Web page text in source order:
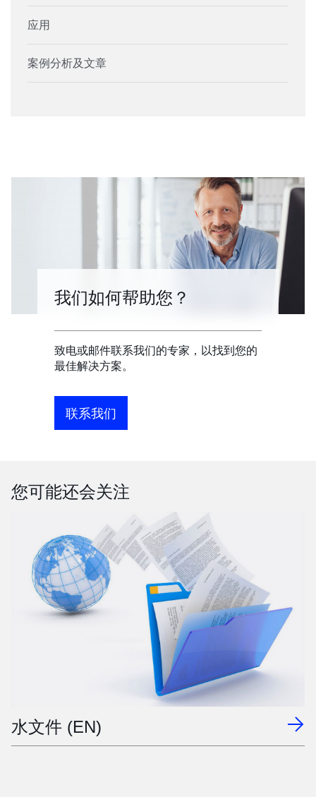
应用
案例分析及文章
我们如何帮助您？
致电或邮件联系我们的专家，以找到您的
最佳解决方案。
联系我们
您可能还会关注
水文件 (EN)